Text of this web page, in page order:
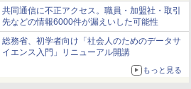
共同通信に不正アクセス。職員・加盟社・取引
先などの情報6000件が漏えいした可能性
総務省、初学者向け「社会人のためのデータサ
イエンス入門」リニューアル開講
もっと見る